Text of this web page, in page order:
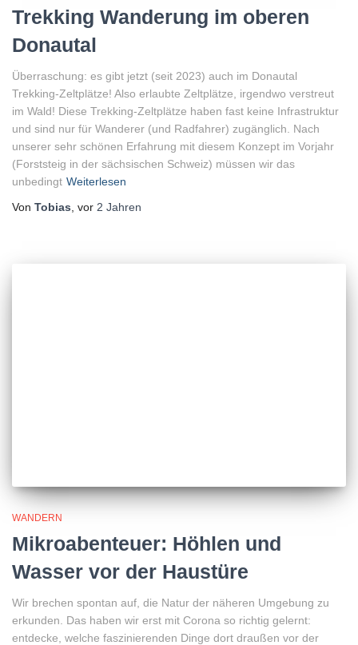
Trekking Wanderung im oberen
Donautal
Überraschung: es gibt jetzt (seit 2023) auch im Donautal
Trekking-Zeltplätze! Also erlaubte Zeltplätze, irgendwo verstreut
im Wald! Diese Trekking-Zeltplätze haben fast keine Infrastruktur
und sind nur für Wanderer (und Radfahrer) zugänglich. Nach
unserer sehr schönen Erfahrung mit diesem Konzept im Vorjahr
(Forststeig in der sächsischen Schweiz) müssen wir das
unbedingt Weiterlesen
Von Tobias, vor 2 Jahren
WANDERN
Mikroabenteuer: Höhlen und
Wasser vor der Haustüre
Wir brechen spontan auf, die Natur der näheren Umgebung zu
erkunden. Das haben wir erst mit Corona so richtig gelernt:
entdecke, welche faszinierenden Dinge dort draußen vor der